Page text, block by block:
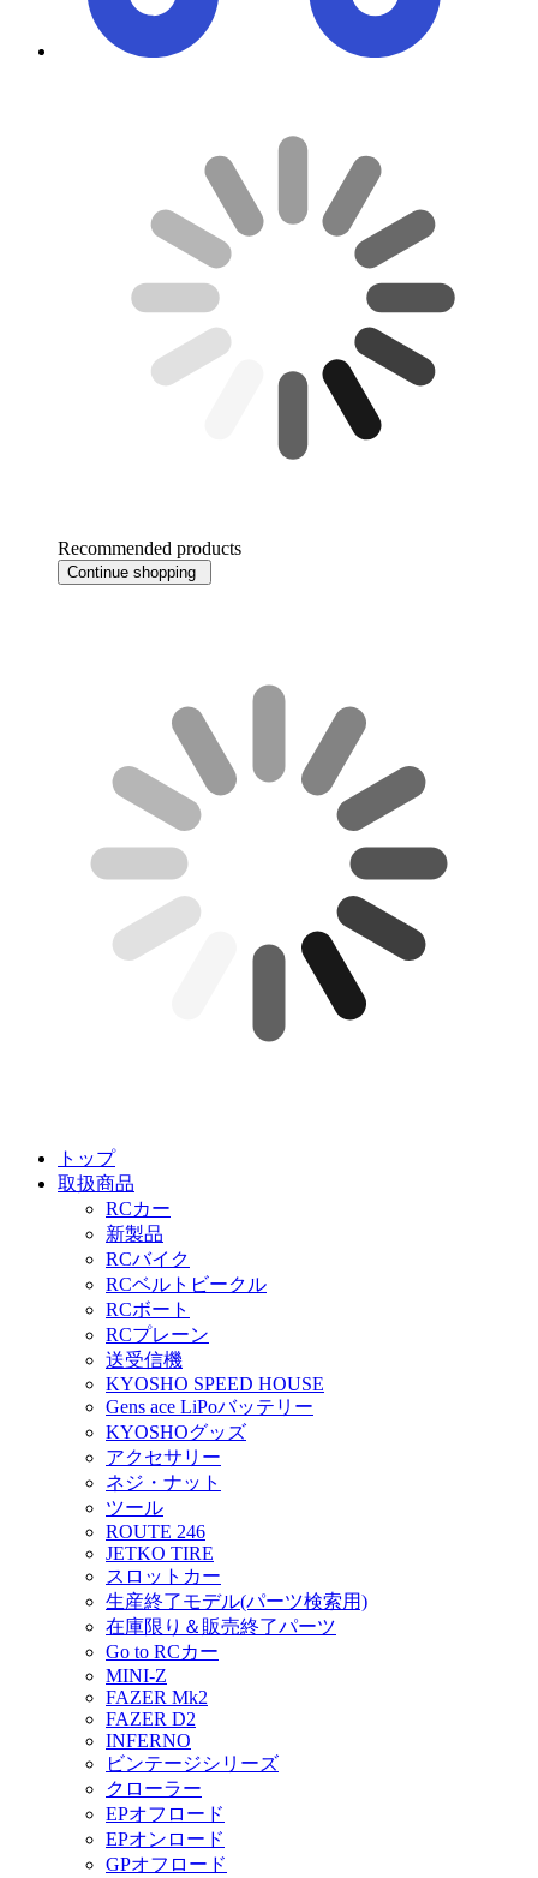
Recommended products
Continue shopping
トップ
取扱商品
RCカー
新製品
RCバイク
RCベルトビークル
RCボート
RCプレーン
送受信機
KYOSHO SPEED HOUSE
Gens ace LiPoバッテリー
KYOSHOグッズ
アクセサリー
ネジ・ナット
ツール
ROUTE 246
JETKO TIRE
スロットカー
生産終了モデル(パーツ検索用)
在庫限り＆販売終了パーツ
Go to RCカー
MINI-Z
FAZER Mk2
FAZER D2
INFERNO
ビンテージシリーズ
クローラー
EPオフロード
EPオンロード
GPオフロード